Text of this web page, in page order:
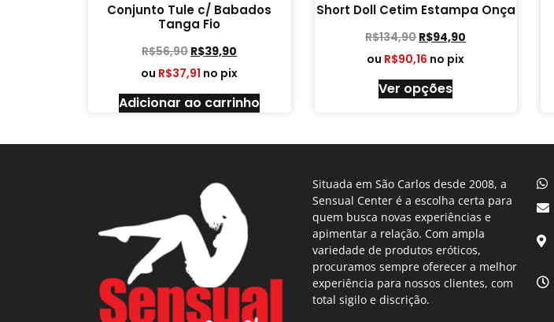
Conjunto Tule c/ Babados
Tanga Fio
R$56,90R$39,90
ou R$37,91 no pix
Adicionar ao carrinho
Short Doll Cetim Estampa Onça
R$134,90R$94,90
ou R$90,16 no pix
Ver opções
Situada em São Carlos desde 2008, a
Sensual Center é a escolha certa para
quem busca novas experiências e
apimentar a relação. Com ampla
variedade de produtos eróticos,
procuramos sempre oferecer a melhor
experiência para nossos clientes, com
total sigilo e discrição.